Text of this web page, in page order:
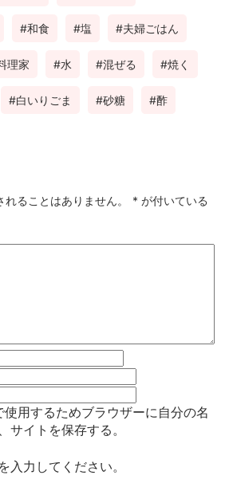
和食 塩 夫婦ごはん
理家 水 混ぜる 焼く
白いりごま 砂糖 酢
ることはありません。 * が付いている
用するためブラウザーに自分の名
サイトを保存する。
入力してください。